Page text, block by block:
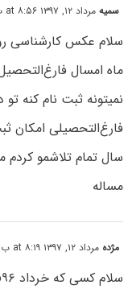
سمیهمرداد ۱۲, ۱۳۹۷ at ۸:۵۶ ب٫ظ
سلام عکس کارشناسی
ماه امسال
نمیتونه ثبت نام کنه
فارغ‌التحصیلی امکان
سال تمام تلاشمو کردم
مساله
مژده مرداد ۱۲, ۱۳۹۷ at ۸:۱۹ ب٫ظ